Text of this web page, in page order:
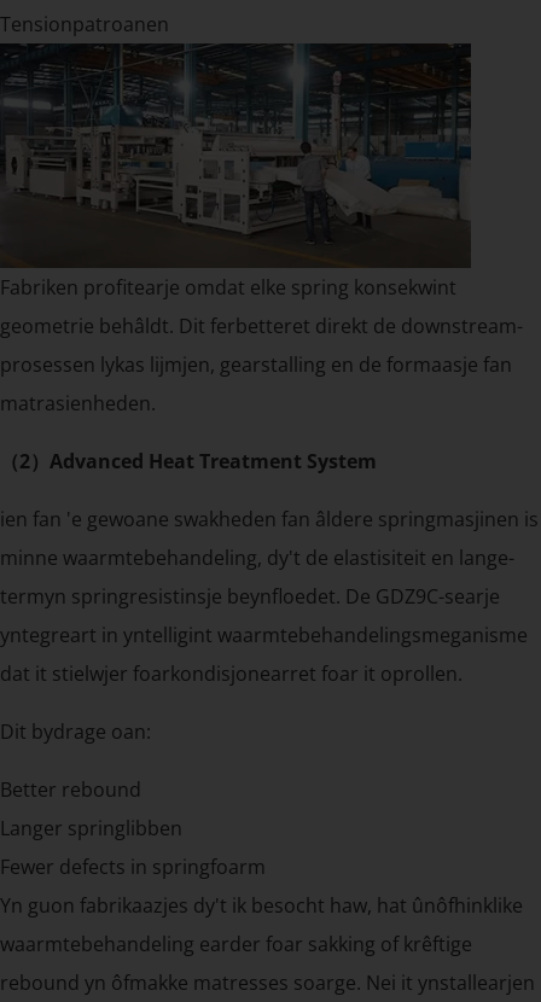
Tensionpatroanen
Fabriken profitearje omdat elke spring konsekwint
geometrie behâldt. Dit ferbetteret direkt de downstream-
prosessen lykas lijmjen, gearstalling en de formaasje fan
matrasienheden.
（2）Advanced Heat Treatment System
ien fan 'e gewoane swakheden fan âldere springmasjinen is
minne waarmtebehandeling, dy't de elastisiteit en lange-
termyn springresistinsje beynfloedet. De GDZ9C-searje
yntegreart in yntelligint waarmtebehandelingsmeganisme
dat it stielwjer foarkondisjonearret foar it oprollen.
Dit bydrage oan:
Better rebound
Langer springlibben
Fewer defects in springfoarm
Yn guon fabrikaazjes dy't ik besocht haw, hat ûnôfhinklike
waarmtebehandeling earder foar sakking of krêftige
rebound yn ôfmakke matresses soarge. Nei it ynstallearjen